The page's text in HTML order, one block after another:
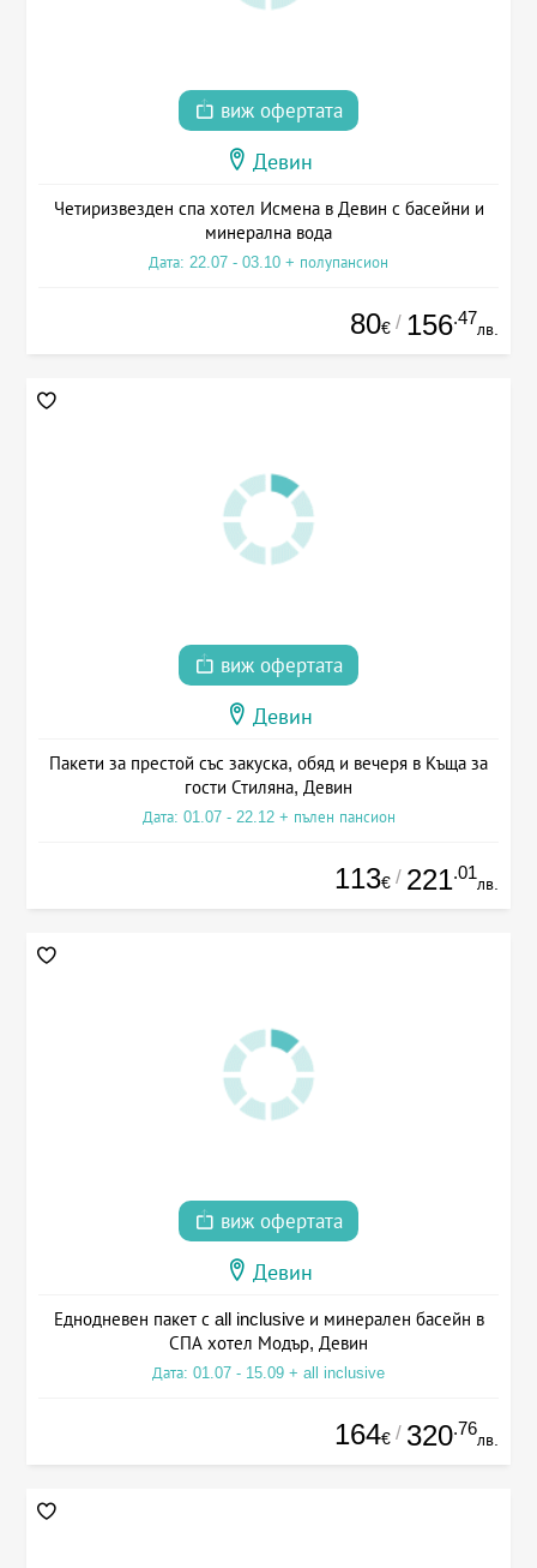
виж офертата
Девин
Четиризвезден спа хотел Исмена в Девин с басейни и
минерална вода
Дата: 22.07 - 03.10 + полупансион
80€ / 156.47
лв.
виж офертата
Девин
Пакети за престой със закуска, обяд и вечеря в Къща за
гости Стиляна, Девин
Дата: 01.07 - 22.12 + пълен пансион
113€ / 221.01
лв.
виж офертата
Девин
Еднодневен пакет с all inclusive и минерален басейн в
СПА хотел Модър, Девин
Дата: 01.07 - 15.09 + all inclusive
164€ / 320.76
лв.